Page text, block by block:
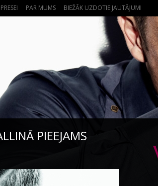
PRESEI PAR MUMS BIEŽĀK UZDOTIE JAUTĀJUMI
PIEEJAMS